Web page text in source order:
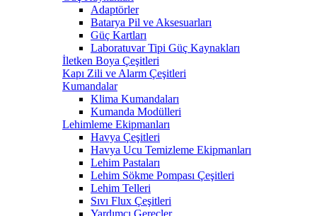
Adaptörler
Batarya Pil ve Aksesuarları
Güç Kartları
Laboratuvar Tipi Güç Kaynakları
İletken Boya Çeşitleri
Kapı Zili ve Alarm Çeşitleri
Kumandalar
Klima Kumandaları
Kumanda Modülleri
Lehimleme Ekipmanları
Havya Çeşitleri
Havya Ucu Temizleme Ekipmanları
Lehim Pastaları
Lehim Sökme Pompası Çeşitleri
Lehim Telleri
Sıvı Flux Çeşitleri
Yardımcı Gereçler